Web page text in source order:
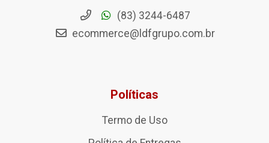
(83) 3244-6487
ecommerce@ldfgrupo.com.br
Políticas
Termo de Uso